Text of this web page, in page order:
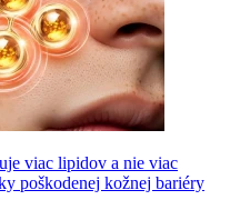
viac lipidov a nie viac
poškodenej kožnej bariéry